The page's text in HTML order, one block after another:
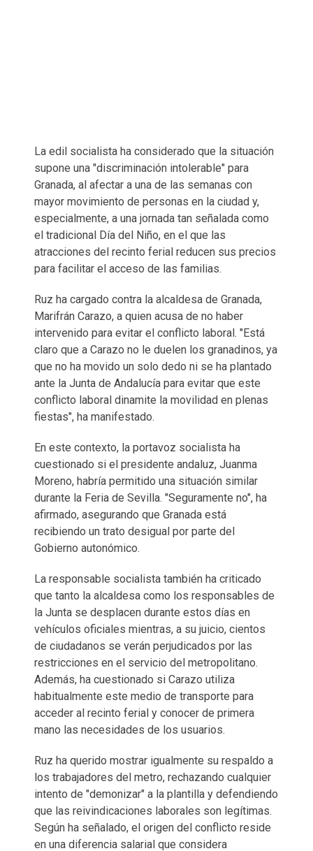
La edil socialista ha considerado que la situación
supone una "discriminación intolerable" para
Granada, al afectar a una de las semanas con
mayor movimiento de personas en la ciudad y,
especialmente, a una jornada tan señalada como
el tradicional Día del Niño, en el que las
atracciones del recinto ferial reducen sus precios
para facilitar el acceso de las familias.
Ruz ha cargado contra la alcaldesa de Granada,
Marifrán Carazo, a quien acusa de no haber
intervenido para evitar el conflicto laboral. "Está
claro que a Carazo no le duelen los granadinos, ya
que no ha movido un solo dedo ni se ha plantado
ante la Junta de Andalucía para evitar que este
conflicto laboral dinamite la movilidad en plenas
fiestas", ha manifestado.
En este contexto, la portavoz socialista ha
cuestionado si el presidente andaluz, Juanma
Moreno, habría permitido una situación similar
durante la Feria de Sevilla. "Seguramente no", ha
afirmado, asegurando que Granada está
recibiendo un trato desigual por parte del
Gobierno autonómico.
La responsable socialista también ha criticado
que tanto la alcaldesa como los responsables de
la Junta se desplacen durante estos días en
vehículos oficiales mientras, a su juicio, cientos
de ciudadanos se verán perjudicados por las
restricciones en el servicio del metropolitano.
Además, ha cuestionado si Carazo utiliza
habitualmente este medio de transporte para
acceder al recinto ferial y conocer de primera
mano las necesidades de los usuarios.
Ruz ha querido mostrar igualmente su respaldo a
los trabajadores del metro, rechazando cualquier
intento de "demonizar" a la plantilla y defendiendo
que las reivindicaciones laborales son legítimas.
Según ha señalado, el origen del conflicto reside
en una diferencia salarial que considera